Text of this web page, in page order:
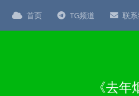
首页 TG频道 联
《去